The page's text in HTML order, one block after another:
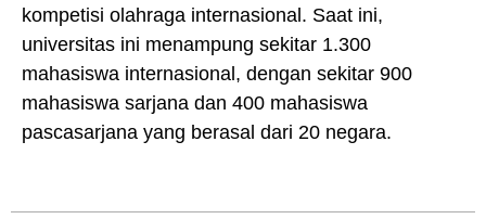
kompetisi olahraga internasional. Saat ini,
universitas ini menampung sekitar 1.300
mahasiswa internasional, dengan sekitar 900
mahasiswa sarjana dan 400 mahasiswa
pascasarjana yang berasal dari 20 negara.